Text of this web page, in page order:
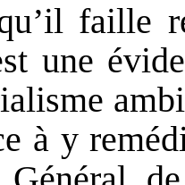
faille
une
à y